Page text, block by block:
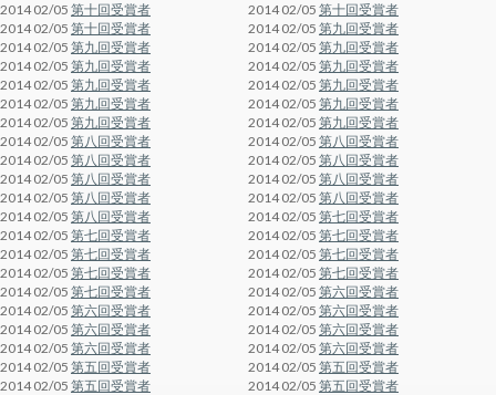
2014 02/05 第十回受賞者 2014 02/05 第十回受賞者
2014 02/05 第十回受賞者 2014 02/05 第九回受賞者
2014 02/05 第九回受賞者 2014 02/05 第九回受賞者
2014 02/05 第九回受賞者 2014 02/05 第九回受賞者
2014 02/05 第九回受賞者 2014 02/05 第九回受賞者
2014 02/05 第九回受賞者 2014 02/05 第九回受賞者
2014 02/05 第九回受賞者 2014 02/05 第九回受賞者
2014 02/05 第八回受賞者 2014 02/05 第八回受賞者
2014 02/05 第八回受賞者 2014 02/05 第八回受賞者
2014 02/05 第八回受賞者 2014 02/05 第八回受賞者
2014 02/05 第八回受賞者 2014 02/05 第八回受賞者
2014 02/05 第八回受賞者 2014 02/05 第七回受賞者
2014 02/05 第七回受賞者 2014 02/05 第七回受賞者
2014 02/05 第七回受賞者 2014 02/05 第七回受賞者
2014 02/05 第七回受賞者 2014 02/05 第七回受賞者
2014 02/05 第七回受賞者 2014 02/05 第六回受賞者
2014 02/05 第六回受賞者 2014 02/05 第六回受賞者
2014 02/05 第六回受賞者 2014 02/05 第六回受賞者
2014 02/05 第六回受賞者 2014 02/05 第六回受賞者
2014 02/05 第五回受賞者 2014 02/05 第五回受賞者
2014 02/05 第五回受賞者 2014 02/05 第五回受賞者